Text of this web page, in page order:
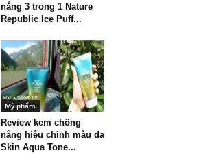
nắng 3 trong 1 Nature
Republic Ice Puff...
Mỹ phẩm
Review kem chống
nắng hiệu chỉnh màu da
Skin Aqua Tone...